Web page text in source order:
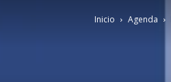
Inicio Agenda